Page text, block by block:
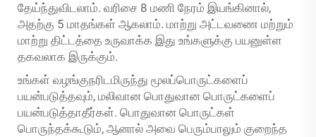
தேய்ந்துவிடலாம். வரிசை 8 மணி நேரம் இயங்கினால்,
அதற்கு 5 மாதங்கள் ஆகலாம். மாற்று அட்டவணை மற்றும்
மாற்று திட்டத்தை உருவாக்க இது உங்களுக்கு பயனுள்ள
தகவலாக இருக்கும்.
உங்கள் வழங்குநரிடமிருந்து மூலப்பொருட்களைப்
பயன்படுத்தவும், மலிவான பொதுவான பொருட்களைப்
பயன்படுத்தாதீர்கள். பொதுவான பொருட்கள்
பொருந்தக்கூடும், ஆனால் அவை பெரும்பாலும் குறைந்த